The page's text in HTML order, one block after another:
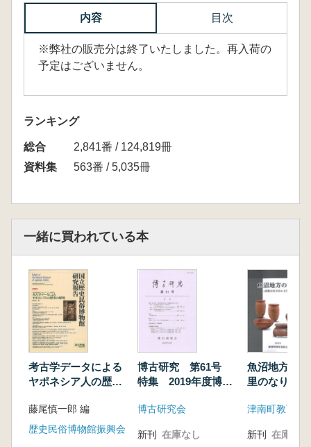
内容 目次
※弊社の販売分は終了いたしました。再入荷の
予定はございません。
ランキング
総合
2,841番 / 124,819冊
資料集
563番 / 5,035冊
一緒に買われている本
考古学データによる
ヤポネシア人の歴史
藤尾慎一郎 編
歴史民俗博物館振興会
博古研究 第61号
特集 2019年度博古
奥蝦夷の社会と文
博古研究会
新刊 在庫なし
魚沼地方の
里のなりわ
津南町教育委
新刊 在庫なし